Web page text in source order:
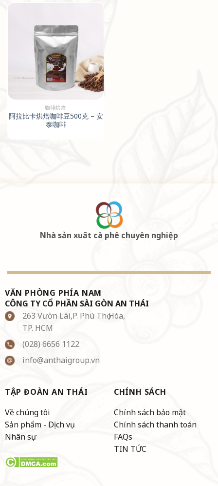
咖啡烘焙
阿拉比卡烘焙咖啡豆500克 – 安
泰咖啡
Nhà sản xuất cà phê chuyên nghiệp
VĂN PHÒNG PHÍA NAM
CÔNG TY CỔ PHẦN SÀI GÒN AN THÁI
263 Vườn Lài,P. Phú Thọ Hòa,
TP. HCM
(028) 6656 1122
info@anthaigroup.vn
TẬP ĐOÀN AN THÁI
Về chúng tôi
Sản phẩm - Dịch vụ
Nhân sự
CHÍNH SÁCH
Chính sách bảo mật
Chính sách thanh toán
FAQs
TIN TỨC